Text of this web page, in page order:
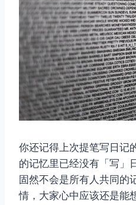
你还记得上次提笔写日记
的记忆里已经没有「写」
固然不会是所有人共同的
情，大家心中应该还是能